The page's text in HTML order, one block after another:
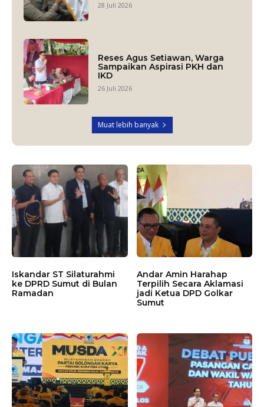
28 Juli 2026
Reses Agus Setiawan, Warga
Sampaikan Aspirasi PKH dan
IKD
26 Juli 2026
Muat lebih banyak
Iskandar ST Silaturahmi
ke DPRD Sumut di Bulan
Ramadan
Andar Amin Harahap
Terpilih Secara Aklamasi
jadi Ketua DPD Golkar
Sumut